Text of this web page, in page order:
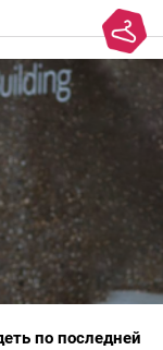
по последней